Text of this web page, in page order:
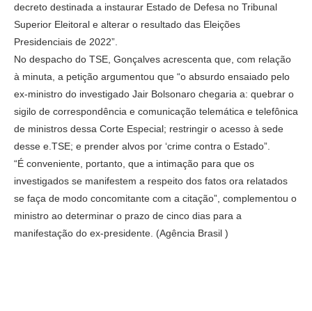
decreto destinada a instaurar Estado de Defesa no Tribunal
Superior Eleitoral e alterar o resultado das Eleições
Presidenciais de 2022”.
No despacho do TSE, Gonçalves acrescenta que, com relação
à minuta, a petição argumentou que “o absurdo ensaiado pelo
ex-ministro do investigado Jair Bolsonaro chegaria a: quebrar o
sigilo de correspondência e comunicação telemática e telefônica
de ministros dessa Corte Especial; restringir o acesso à sede
desse e.TSE; e prender alvos por ‘crime contra o Estado”.
“É conveniente, portanto, que a intimação para que os
investigados se manifestem a respeito dos fatos ora relatados
se faça de modo concomitante com a citação”, complementou o
ministro ao determinar o prazo de cinco dias para a
manifestação do ex-presidente. (Agência Brasil )